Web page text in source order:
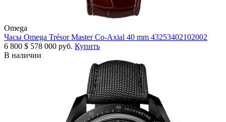
Omega
Часы Omega Trésor Master Co-Axial 40 mm 43253402102002
6 800 $ 578 000 руб. Купить
В наличии